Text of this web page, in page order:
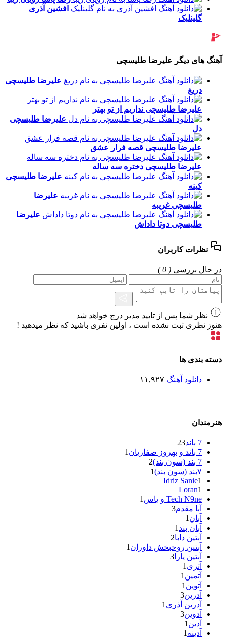
افشین آذری
گلینلیک
آهنگ های دیگر علیرضا طلیسچی
علیرضا طلیسچی
دریغ
علیرضا طلیسچی نداریم از تو بهتر
علیرضا طلیسچی
دل
علیرضا طلیسچی قصه فرار عشق
علیرضا طلیسچی دختره سه ساله
علیرضا طلیسچی
کینه
علیرضا
طلیسچی غریبه
علیرضا
طلیسچی دوتا داداش
نظرات کاربران
در حال بررسی ( 0 )
نظر شما پس از تایید مدیر درج خواهد شد
هنوز نظری ثبت نشده است ، اولین نفری باشید که نظر میدهید !
دسته بندی ها
دانلود آهنگ ۱۱,۹۲۷
هنرمندان
7 باند
23
7 باند و بهروز صفاریان
1
7 بند (سون بند)
2
۷بند (سون بند)
1
Idriz Sanie1
Loran1
Tech N9ne و یاس
1
آبا مقدم3
آبان 1
آبان بند 1
آبتین دابا2
آبتین روحبخش داوران 1
آبتین یارا 3
آتری 1
آتمین 1
آتوین 1
آدرین3
آدرین آذری 1
آدوین3
آدین 1
آدینه 1